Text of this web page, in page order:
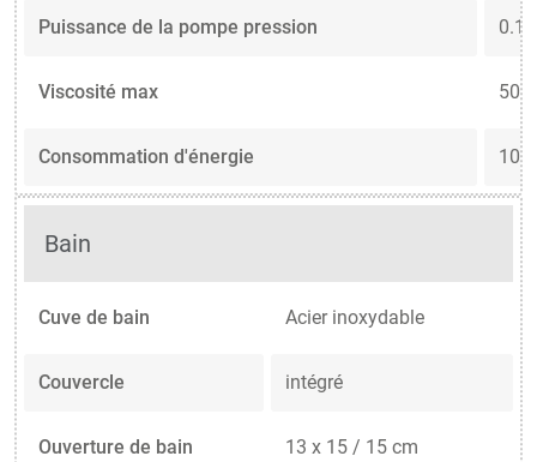
Puissance de la pompe pression 0.1
Viscosité max 50
Consommation d'énergie 10 A
Bain
Cuve de bain Acier inoxydable
Couvercle intégré
Ouverture de bain
13 x 15 / 15 cm